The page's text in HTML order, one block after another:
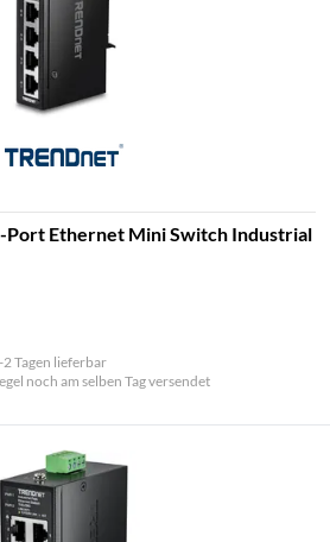
Port Ethernet Mini Switch Industrial
Tagen lieferbar
noch am selben Tag versendet